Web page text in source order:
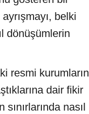
belki
dönüşümlerin
resmi kurumların
dair fikir
nasıl